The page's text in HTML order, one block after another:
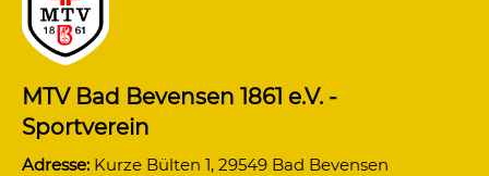
MTV Bad Bevensen 1861 e.V. -
Sportverein
Adresse: Kurze Bülten 1, 29549 Bad Bevensen